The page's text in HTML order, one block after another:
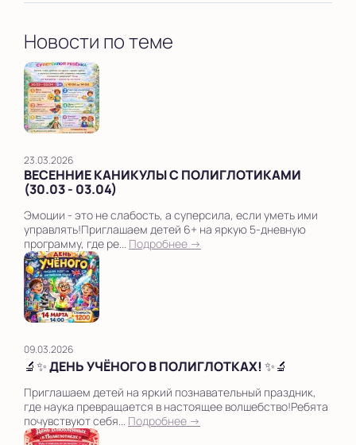
Новости по теме
23.03.2026
ВЕСЕННИЕ КАНИКУЛЫ С ПОЛИГЛОТИКАМИ
(30.03 - 03.04)
Эмоции - это не слабость, а суперсила, если уметь ими
управлять!Приглашаем детей 6+ на яркую 5-дневную
программу, где ре... Подробнее →
09.03.2026
🔬✨ ДЕНЬ УЧЁНОГО В ПОЛИГЛОТКАХ! ✨🔬
Приглашаем детей на яркий познавательный праздник,
где наука превращается в настоящее волшебство!Ребята
почувствуют себя... Подробнее →